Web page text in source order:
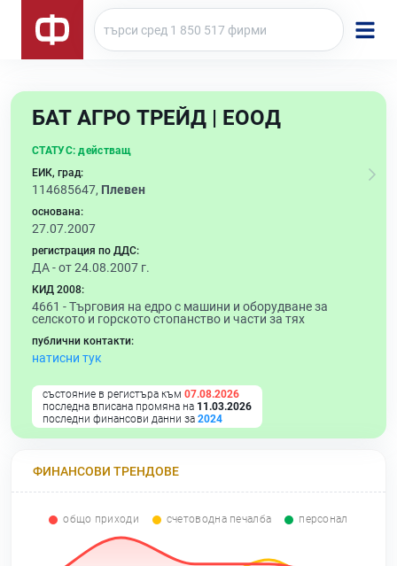
БАТ АГРО ТРЕЙД | ЕООД
СТАТУС: действащ
ЕИК, град:
114685647, Плевен
основана:
27.07.2007
регистрация по ДДС:
ДА - от 24.08.2007 г.
КИД 2008:
4661 -Търговия на едро с машини и оборудване за
селското и горското стопанство и части за тях
публични контакти:
натисни тук
състояние в регистъра към 07.08.2026
последна вписана промяна на 11.03.2026
последни финансови данни за 2024
ФИНАНСОВИ ТРЕНДОВЕ
общо приходи счетоводна печалба персонал